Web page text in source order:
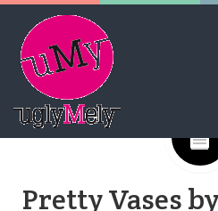
AIRTRAINERPEDIA
Google+
Pretty Vases